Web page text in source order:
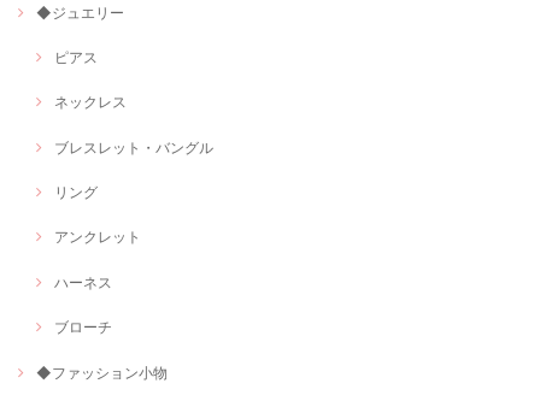
◆ジュエリー
ピアス
ネックレス
ブレスレット・バングル
リング
アンクレット
ハーネス
ブローチ
◆ファッション小物